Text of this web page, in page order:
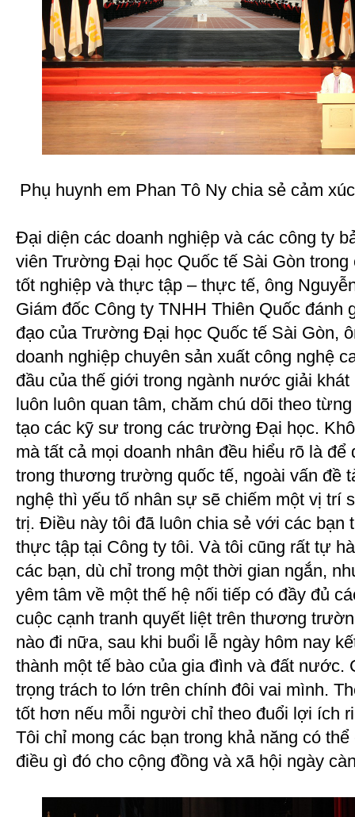
Phụ huynh em Phan Tô Ny chia sẻ cảm
Đại diện các doanh nghiệp và các công ty
viên Trường Đại học Quốc tế Sài Gòn
tốt nghiệp và thực tập – thực tế, ông
Giám đốc Công ty TNHH Thiên Quốc đánh
đạo của Trường Đại học Quốc tế Sài Gòn,
doanh nghiệp chuyên sản xuất công nghệ
đầu của thế giới trong ngành nước giải
luôn luôn quan tâm, chăm chú dõi theo
tạo các kỹ sư trong các trường Đại học.
mà tất cả mọi doanh nhân đều hiểu rõ là
trong thương trường quốc tế, ngoài vấn đề
nghệ thì yếu tố nhân sự sẽ chiếm một vị trí
trị. Điều này tôi đã luôn chia sẻ với các bạn
thực tập tại Công ty tôi. Và tôi cũng rất tự
các bạn, dù chỉ trong một thời gian ngắn,
yêm tâm về một thế hệ nối tiếp có đầy đủ
cuộc cạnh tranh quyết liệt trên thương
nào đi nữa, sau khi buổi lễ ngày hôm nay
thành một tế bào của gia đình và đất nước.
trọng trách to lớn trên chính đôi vai mình.
tốt hơn nếu mỗi người chỉ theo đuổi lợi ích
Tôi chỉ mong các bạn trong khả năng có
điều gì đó cho cộng đồng và xã hội ngày